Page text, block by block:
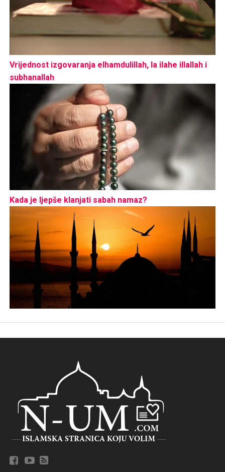
Vrijednost izgovaranja elhamdulillah, la ilahe illallah i
subhanallah
Kada je ljepše klanjati sabah namaz?